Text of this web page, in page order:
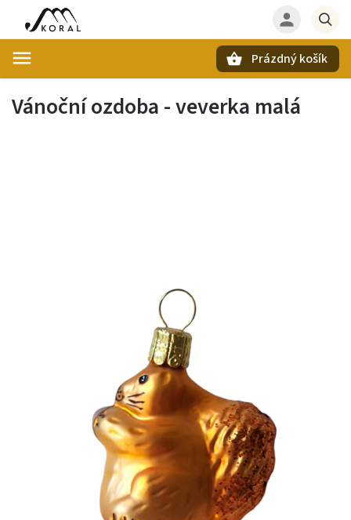
Prázdný košík
Vánoční ozdoba - veverka malá